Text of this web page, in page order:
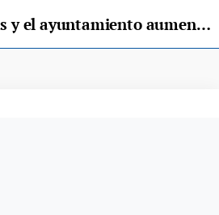
Llanera sin barreras y el ayuntamiento aumentan su colaboración